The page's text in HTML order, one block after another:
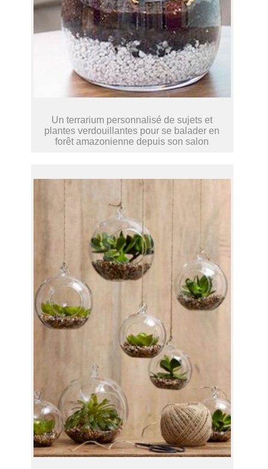
Un terrarium personnalisé de sujets et
plantes verdouillantes pour se balader en
forêt amazonienne depuis son salon